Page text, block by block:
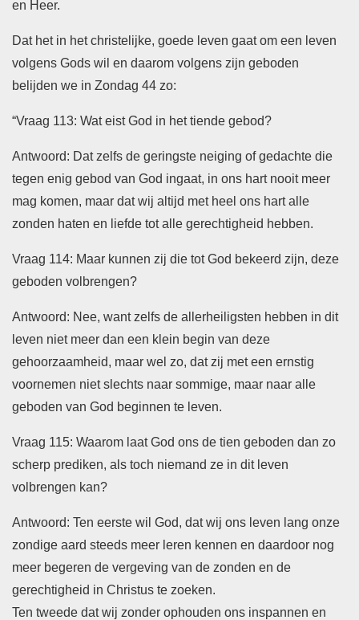
en Heer.
Dat het in het christelijke, goede leven gaat om een leven
volgens Gods wil en daarom volgens zijn geboden
belijden we in Zondag 44 zo:
“Vraag 113: Wat eist God in het tiende gebod?
Antwoord: Dat zelfs de geringste neiging of gedachte die
tegen enig gebod van God ingaat, in ons hart nooit meer
mag komen, maar dat wij altijd met heel ons hart alle
zonden haten en liefde tot alle gerechtigheid hebben.
Vraag 114: Maar kunnen zij die tot God bekeerd zijn, deze
geboden volbrengen?
Antwoord: Nee, want zelfs de allerheiligsten hebben in dit
leven niet meer dan een klein begin van deze
gehoorzaamheid, maar wel zo, dat zij met een ernstig
voornemen niet slechts naar sommige, maar naar alle
geboden van God beginnen te leven.
Vraag 115: Waarom laat God ons de tien geboden dan zo
scherp prediken, als toch niemand ze in dit leven
volbrengen kan?
Antwoord: Ten eerste wil God, dat wij ons leven lang onze
zondige aard steeds meer leren kennen en daardoor nog
meer begeren de vergeving van de zonden en de
gerechtigheid in Christus te zoeken.
Ten tweede dat wij zonder ophouden ons inspannen en